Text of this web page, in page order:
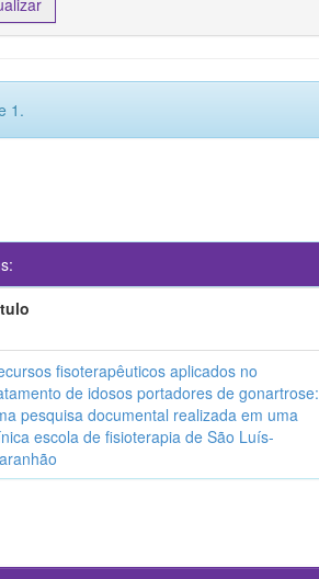
1.
fisoterapêuticos aplicados no
de idosos portadores de gonartrose:
pesquisa documental realizada em uma
escola de fisioterapia de São Luís-